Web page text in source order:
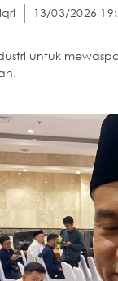
13/03/2026
untuk